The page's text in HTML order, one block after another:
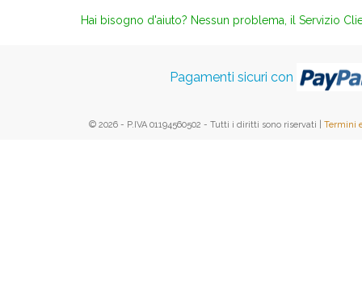
Hai bisogno d'aiuto? Nessun problema, il Servizio
Pagamenti sicuri con
© 2026 - P.IVA 01194560502 - Tutti i diritti sono riservati | Termini